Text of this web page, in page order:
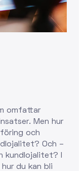
omfattar
Men hur
och
Och –
kundlojalitet? I
du kan bli